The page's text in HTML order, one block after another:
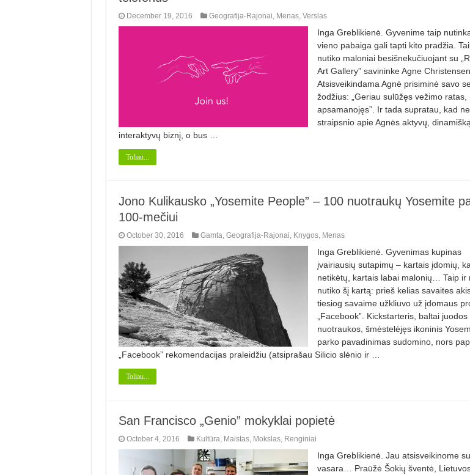
December 19, 2016 Geografija-Rajonai Menas, Verslas
Inga Greblikienė. Gyvenime taip
vieno pabaiga gali tapti kito pradžia.
nutiko maloniai besišnekučiuojant su
Art Gallery” savininke Agne Christensen.
Atsisveikindama Agnė prisiminė savo
žodžius: „Geriau sulūžęs vežimo ratas,
apsamanojęs”. Ir tada supratau, kad
straipsnio apie Agnės aktyvų,
interaktyvų biznį, o bus …
Toliau...
Jono Kulikausko „Yosemite People” – 100 nuotraukų Yosemite
100-mečiui
October 30, 2016 Gamta Geografija-Rajonai Knygos, Menas
Inga Greblikienė. Gyvenimas kupinas
įvairiausių sutapimų – kartais įdomių,
netikėtų, kartais labai malonių… Taip ir
nutiko šį kartą: prieš kelias savaites
tiesiog savaime užkliuvo už įdomaus
„Facebook”. Kickstarteris, baltai juodos
nuotraukos, šmėstelėjęs ikoninis
parko pavadinimas sudomino, nors
„Facebook” rekomendacijas praleidžiu (atsiprašau Silicio slėnio ir …
Toliau...
San Francisco „Genio” mokyklai popietė
October 4, 2016 Kultūra Maistas, Mokslas, Renginiai
Inga Greblikienė. Jau atsisveikinome su
vasara… Praūžė Šokių šventė,